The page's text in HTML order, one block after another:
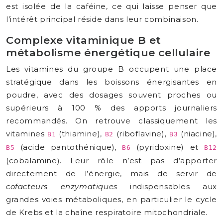
est isolée de la caféine, ce qui laisse penser que
l’intérêt principal réside dans leur combinaison.
Complexe vitaminique B et
métabolisme énergétique cellulaire
Les vitamines du groupe B occupent une place
stratégique dans les boissons énergisantes en
poudre, avec des dosages souvent proches ou
supérieurs à 100 % des apports journaliers
recommandés. On retrouve classiquement les
vitamines B1 (thiamine), B2 (riboflavine), B3 (niacine),
B5 (acide pantothénique), B6 (pyridoxine) et B12
(cobalamine). Leur rôle n’est pas d’apporter
directement de l’énergie, mais de servir de
cofacteurs enzymatiques indispensables aux
grandes voies métaboliques, en particulier le cycle
de Krebs et la chaîne respiratoire mitochondriale.